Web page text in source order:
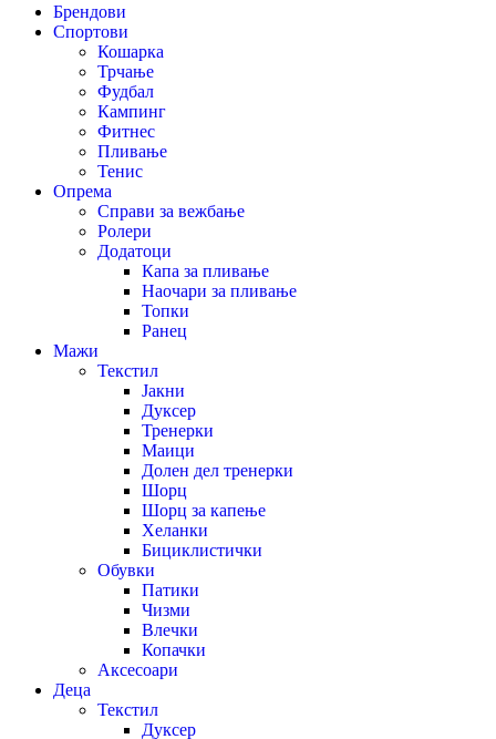
Брендови
Спортови
Кошарка
Трчање
Фудбал
Кампинг
Фитнес
Пливање
Тенис
Опрема
Справи за вежбање
Ролери
Додатоци
Капа за пливање
Наочари за пливање
Топки
Ранец
Мажи
Текстил
Јакни
Дуксер
Тренерки
Маици
Долен дел тренерки
Шорц
Шорц за капење
Хеланки
Бициклистички
Обувки
Патики
Чизми
Влечки
Копачки
Аксесоари
Деца
Текстил
Дуксер